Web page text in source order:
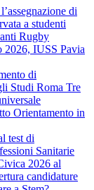
di
a studenti
Rugby
2026, IUSS Pavia
di
Studi Roma Tre
Orientamento in
test di
Sanitarie
2026 al
candidature